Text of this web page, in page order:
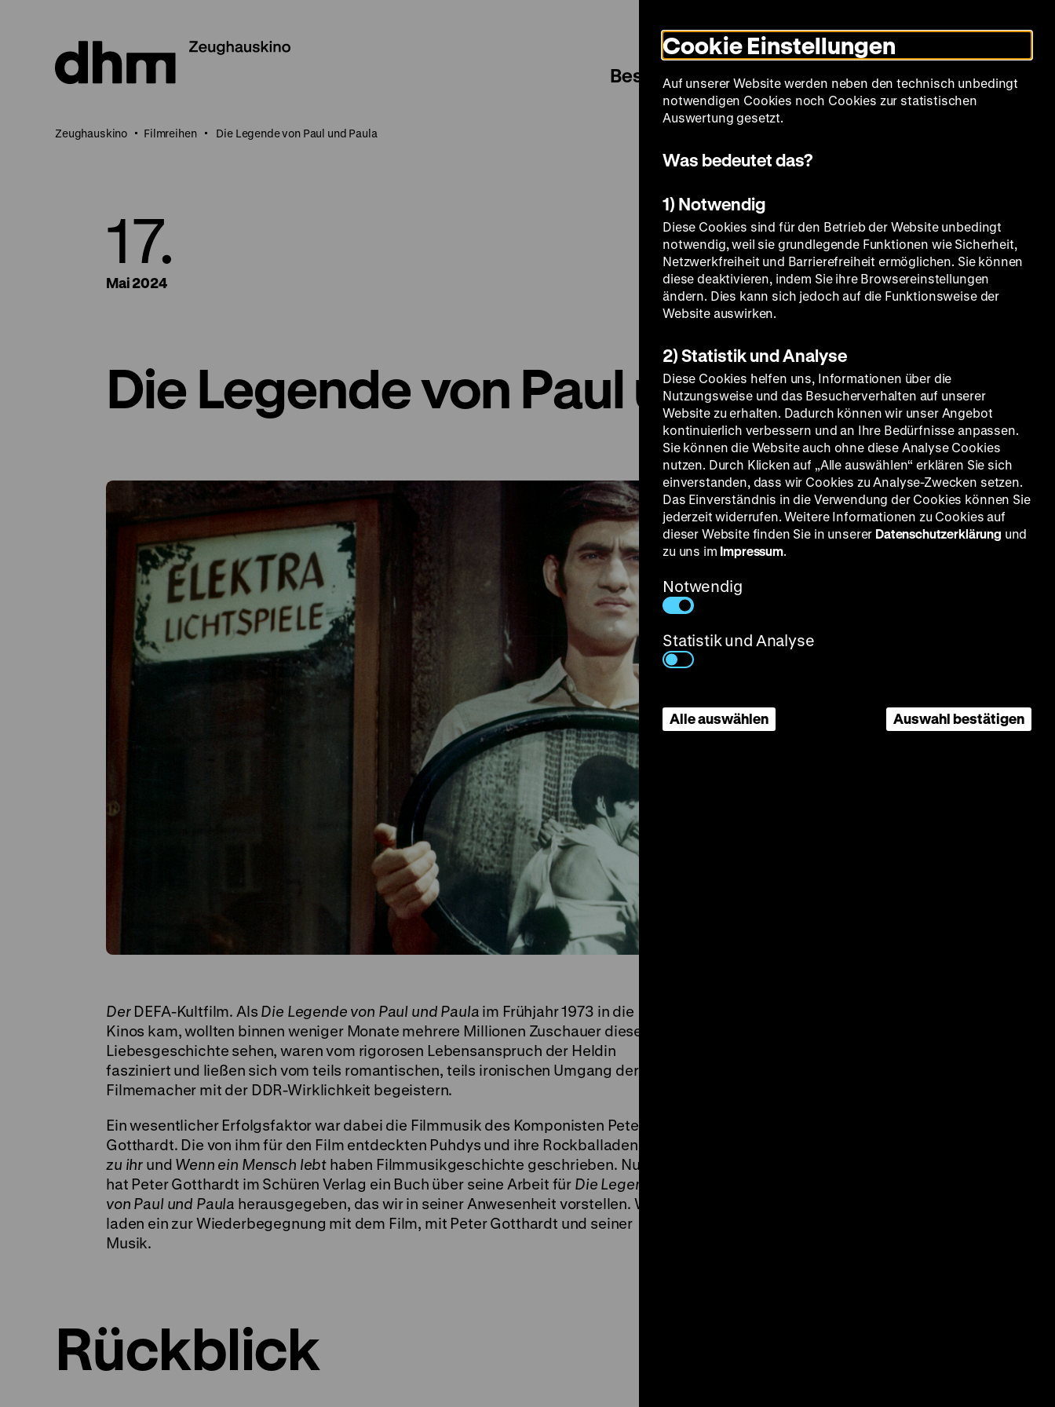
Seiteninhalt
springen
Modus
umschalten
Sprache
Besuch Spielplan Filmreihen Über uns
Zeughauskino Filmreihen Die Legende von Paul und Paula
17.
Mai 2024
Die Legende von Paul und Paula
DerDEFA-Kultfilm. Als Die Legende von Paul und Paula im Frühjahr 1973 in die
Kinos kam, wollten binnen weniger Monate mehrere Millionen Zuschauer diese
Liebesgeschichte sehen, waren vom rigorosen Lebensanspruch der Heldin
fasziniert und ließen sich vom teils romantischen, teils ironischen Umgang der
Filmemacher mit der DDR-Wirklichkeit begeistern.
Ein wesentlicher Erfolgsfaktor war dabei die Filmmusik des Komponisten Peter
Gotthardt. Die von ihm für den Film entdeckten Puhdys und ihre Rockballaden
zu ihr und Wenn ein Mensch lebt haben Filmmusikgeschichte geschrieben. Nun
hat Peter Gotthardt im Schüren Verlag ein Buch über seine Arbeit für Die Legende
von Paul und Paula herausgegeben, das wir in seiner Anwesenheit vorstellen. Wir
laden ein zur Wiederbegegnung mit dem Film, mit Peter Gotthardt und seiner
Musik.
Rückblick
Cookie Einstellungen
Auf unserer Website werden neben den technisch unbedingt
notwendigen Cookies noch Cookies zur statistischen
Auswertung gesetzt.
Was bedeutet das?
1) Notwendig
Diese Cookies sind für den Betrieb der Website unbedingt
notwendig, weil sie grundlegende Funktionen wie Sicherheit,
Netzwerkfreiheit und Barrierefreiheit ermöglichen. Sie können
diese deaktivieren, indem Sie ihre Browsereinstellungen
ändern. Dies kann sich jedoch auf die Funktionsweise der
Website auswirken.
2) Statistik und Analyse
Diese Cookies helfen uns, Informationen über die
Nutzungsweise und das Besucherverhalten auf unserer
Website zu erhalten. Dadurch können wir unser Angebot
kontinuierlich verbessern und an Ihre Bedürfnisse anpassen.
Sie können die Website auch ohne diese Analyse Cookies
nutzen. Durch Klicken auf „Alle auswählen“ erklären Sie sich
einverstanden, dass wir Cookies zu Analyse-Zwecken setzen.
Das Einverständnis in die Verwendung der Cookies können Sie
jederzeit widerrufen. Weitere Informationen zu Cookies auf
dieser Website finden Sie in unserer Datenschutzerklärung und
zu uns im Impressum.
Notwendig
Statistik und Analyse
Alle auswählen Auswahl bestätigen